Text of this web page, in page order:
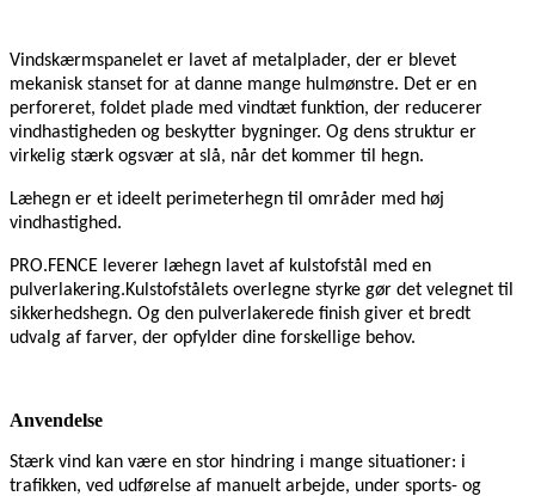
Vindskærmspanelet er lavet af metalplader, der er blevet
mekanisk stanset for at danne mange hulmønstre. Det er en
perforeret, foldet plade med vindtæt funktion, der reducerer
vindhastigheden og beskytter bygninger. Og dens struktur er
virkelig stærk ogsvær at slå, når det kommer til hegn.
Læhegn er et ideelt perimeterhegn til områder med høj
vindhastighed.
PRO.FENCE leverer læhegn lavet af kulstofstål med en
pulverlakering.Kulstofstålets overlegne styrke gør det velegnet til
sikkerhedshegn. Og den pulverlakerede finish giver et bredt
udvalg af farver, der opfylder dine forskellige behov.
Anvendelse
Stærk vind kan være en stor hindring i mange situationer: i
trafikken, ved udførelse af manuelt arbejde, under sports- og